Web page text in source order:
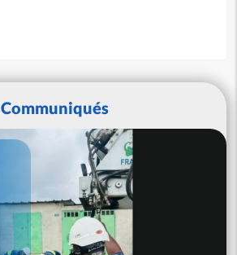
Communiqués